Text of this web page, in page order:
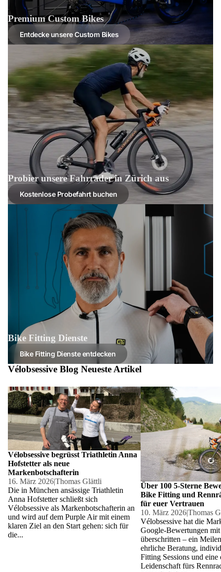
Premium Custom Bikes
Entdecke unsere Custom Bikes
Probier unsere Fahrräder in Zürich aus
Kostenlose Probefahrt buchen
Bike Fitting Dienste
Bike Fitting Dienste entdecken
Vélobsessive Blog Neueste Artikel
Vélobsessive begrüsst Triathletin Anna
Hofstetter als neue Markenbotschafterin
Vélobsessive begrüsst Triathletin Anna
Hofstetter als neue
Markenbotschafterin
16. März 2026|Thomas Glättli
Die in München ansässige Triathletin
Anna Hofstetter schließt sich
Vélobsessive als Markenbotschafterin an
und wird auf dem Purple Air mit einem
klaren Ziel an den Start gehen: sich für
die...
Über 100 5-Sterne
Fitting und Rennräder –
Vertrauen
Über 100 5-Sterne
Bike Fitting und
für euer Vertrauen
10. März 2026|Thomas
Vélobsessive hat die
Google-Bewertungen mit
überschritten – ein
ehrliche Beratung,
Fitting Sessions und eine
Leidenschaft fürs